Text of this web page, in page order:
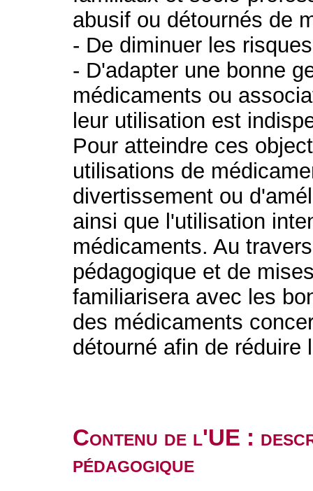
abusif ou détournés de
- De diminuer les
- D'adapter une bonne
médicaments ou
leur utilisation est
Pour atteindre ces
utilisations de
divertissement ou
ainsi que l'utilisation
médicaments. Au
pédagogique et de
familiarisera avec les
des médicaments
détourné afin de réduire
Contenu de l'UE :
pédagogique